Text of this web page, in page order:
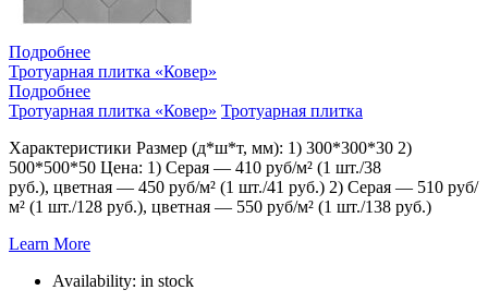
Подробнее
Тротуарная плитка «Ковер»
Подробнее
Тротуарная плитка «Ковер» Тротуарная плитка
Характеристики Размер (д*ш*т, мм): 1) 300*300*30 2)
500*500*50 Цена: 1) Серая — 410 руб/м² (1 шт./38
руб.), цветная — 450 руб/м² (1 шт./41 руб.) 2) Серая — 510 руб/
м² (1 шт./128 руб.), цветная — 550 руб/м² (1 шт./138 руб.)
Learn More
Availability: in stock